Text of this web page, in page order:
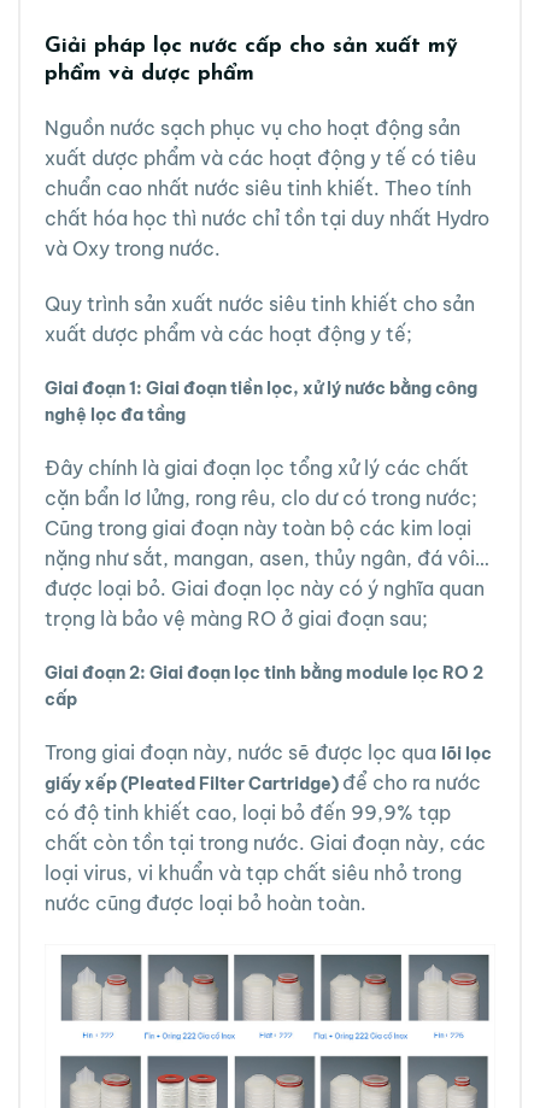
Giải pháp lọc nước cấp cho sản xuất mỹ
phẩm và dược phẩm
Nguồn nước sạch phục vụ cho hoạt động sản
xuất dược phẩm và các hoạt động y tế có tiêu
chuẩn cao nhất nước siêu tinh khiết. Theo tính
chất hóa học thì nước chỉ tồn tại duy nhất Hydro
và Oxy trong nước.
Quy trình sản xuất nước siêu tinh khiết cho sản
xuất dược phẩm và các hoạt động y tế;
Giai đoạn 1: Giai đoạn tiền lọc, xử lý nước bằng công
nghệ lọc đa tầng
Đây chính là giai đoạn lọc tổng xử lý các chất
cặn bẩn lơ lửng, rong rêu, clo dư có trong nước;
Cũng trong giai đoạn này toàn bộ các kim loại
nặng như sắt, mangan, asen, thủy ngân, đá vôi…
được loại bỏ. Giai đoạn lọc này có ý nghĩa quan
trọng là bảo vệ màng RO ở giai đoạn sau;
Giai đoạn 2: Giai đoạn lọc tinh bằng module lọc RO 2
cấp
Trong giai đoạn này, nước sẽ được lọc qua lõi lọc
giấy xếp (Pleated Filter Cartridge) để cho ra nước
có độ tinh khiết cao, loại bỏ đến 99,9% tạp
chất còn tồn tại trong nước. Giai đoạn này, các
loại virus, vi khuẩn và tạp chất siêu nhỏ trong
nước cũng được loại bỏ hoàn toàn.